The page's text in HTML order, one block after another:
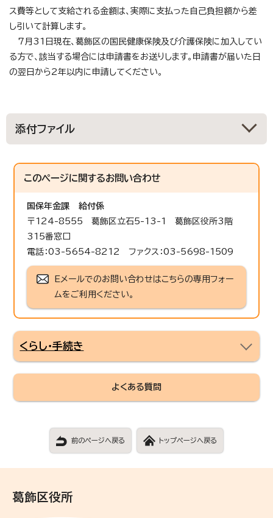
ス費等として支給される金額は、実際に支払った自己負担額から差
し引いて計算します。
7月31日現在、葛飾区の国民健康保険及び介護保険に加入してい
る方で、該当する場合には申請書をお送りします。申請書が届いた日
の翌日から2年以内に申請してください。
添付ファイル
このページに関するお問い合わせ
国保年金課
給付係
〒124-8555 葛飾区立石5-13-1 葛飾区役所3階
315番窓口
電話：03-5654-8212 ファクス：03-5698-1509
Eメールでのお問い合わせはこちらの専用フォー
ムをご利用ください。
くらし・手続き
よくある質問
前のページへ戻る トップページへ戻る
葛飾区役所